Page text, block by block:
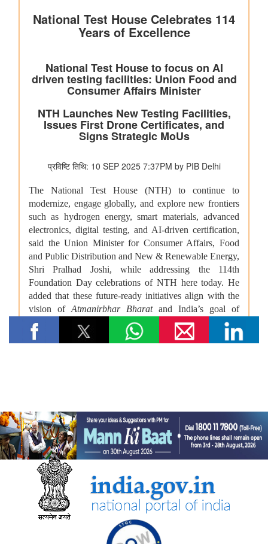
प्रेस विज्ञप्ति
राज्यसभा के सभापति द्वारा ऐतिहासिक भारत छोड़ो आंदोलन की 84वीं वर्षगांठ
आयुष
आयुर्वेद के लिए बड़ा प्रोत्साहन: वैश्विक गुणवत्ता मानक स्थापित करने के लिए
सीसीआरएएस और बीआईएस के बीच एमओयू
लद्दाख में ऊंचाई पर औषधीय पौधे
आयुष औषधियों का मानकीकरण
महिलाओं के लिए आयुष स्वास्थ्य सेवाओं की प्रगति
जनजातीय क्षेत्रों में आयुष स्वास्थ्य सेवाएं
सोवा-रिग्पा को वैश्विक स्तर पर मान्यता प्राप्त साक्ष्य-आधारित स्वास्थ्य सेवा
प्रणाली के रूप में उभरना चाहिए: केंद्रीय मंत्री श्री प्रतापराव जाधव
कृषि एवं किसान कल्‍याण मंत्रालय
विषय: मानव-जनित भूमि क्षरण के कारण कृषि उपज में हानि
विषय- एग्रीस्टैक और डिजिटल कृषि मिशन का कार्यान्वयन
विषय- किसान उत्पादक संगठनों (एफपीओ) का गठन
विषय: राष्ट्रीय खाद्य तेल मिशन तिलहन (एनएमईओ-तिलहन) का क्रियान्वयन
कोयला मंत्रालय
एसईसीएल ने खदानों को वैज्ञानिक रूप से बंद करने और परित्‍यक्‍त खदानों को
स्थायी सामुदायिक परिसंपत्तियों में बदलने में भारत का नेतृत्व किया
वाणिज्‍य एवं उद्योग मंत्रालय
भारत की ब्रिक्‍स अध्यक्षता 2026 के तहत जयपुर में 16वीं ब्रिक्‍स व्यापार
मंत्रियों की बैठक सफलतापूर्वक संपन्न
डीजीएफटी, 'सोर्स फ्रॉम इंडिया' फीचर के माध्यम से डीपीआईआईटी-मान्यता
प्राप्त स्टार्टअप्स को वैश्विक व्यापार पारिस्थितिकी तंत्र से जोड़ता है